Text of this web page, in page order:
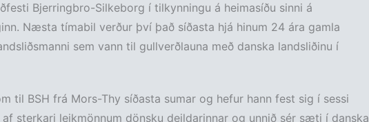
Bjerringbro-Silkeborg í tilkynningu á heimasíðu sinni á
Næsta tímabil verður því það síðasta hjá hinum 24 ára gamla
sem vann til gullverðlauna með danska landsliðinu í
til BSH frá Mors-Thy síðasta sumar og hefur hann fest sig í sessi
af sterkari leikmönnum dönsku deildarinnar og unnið sér sæti í danska